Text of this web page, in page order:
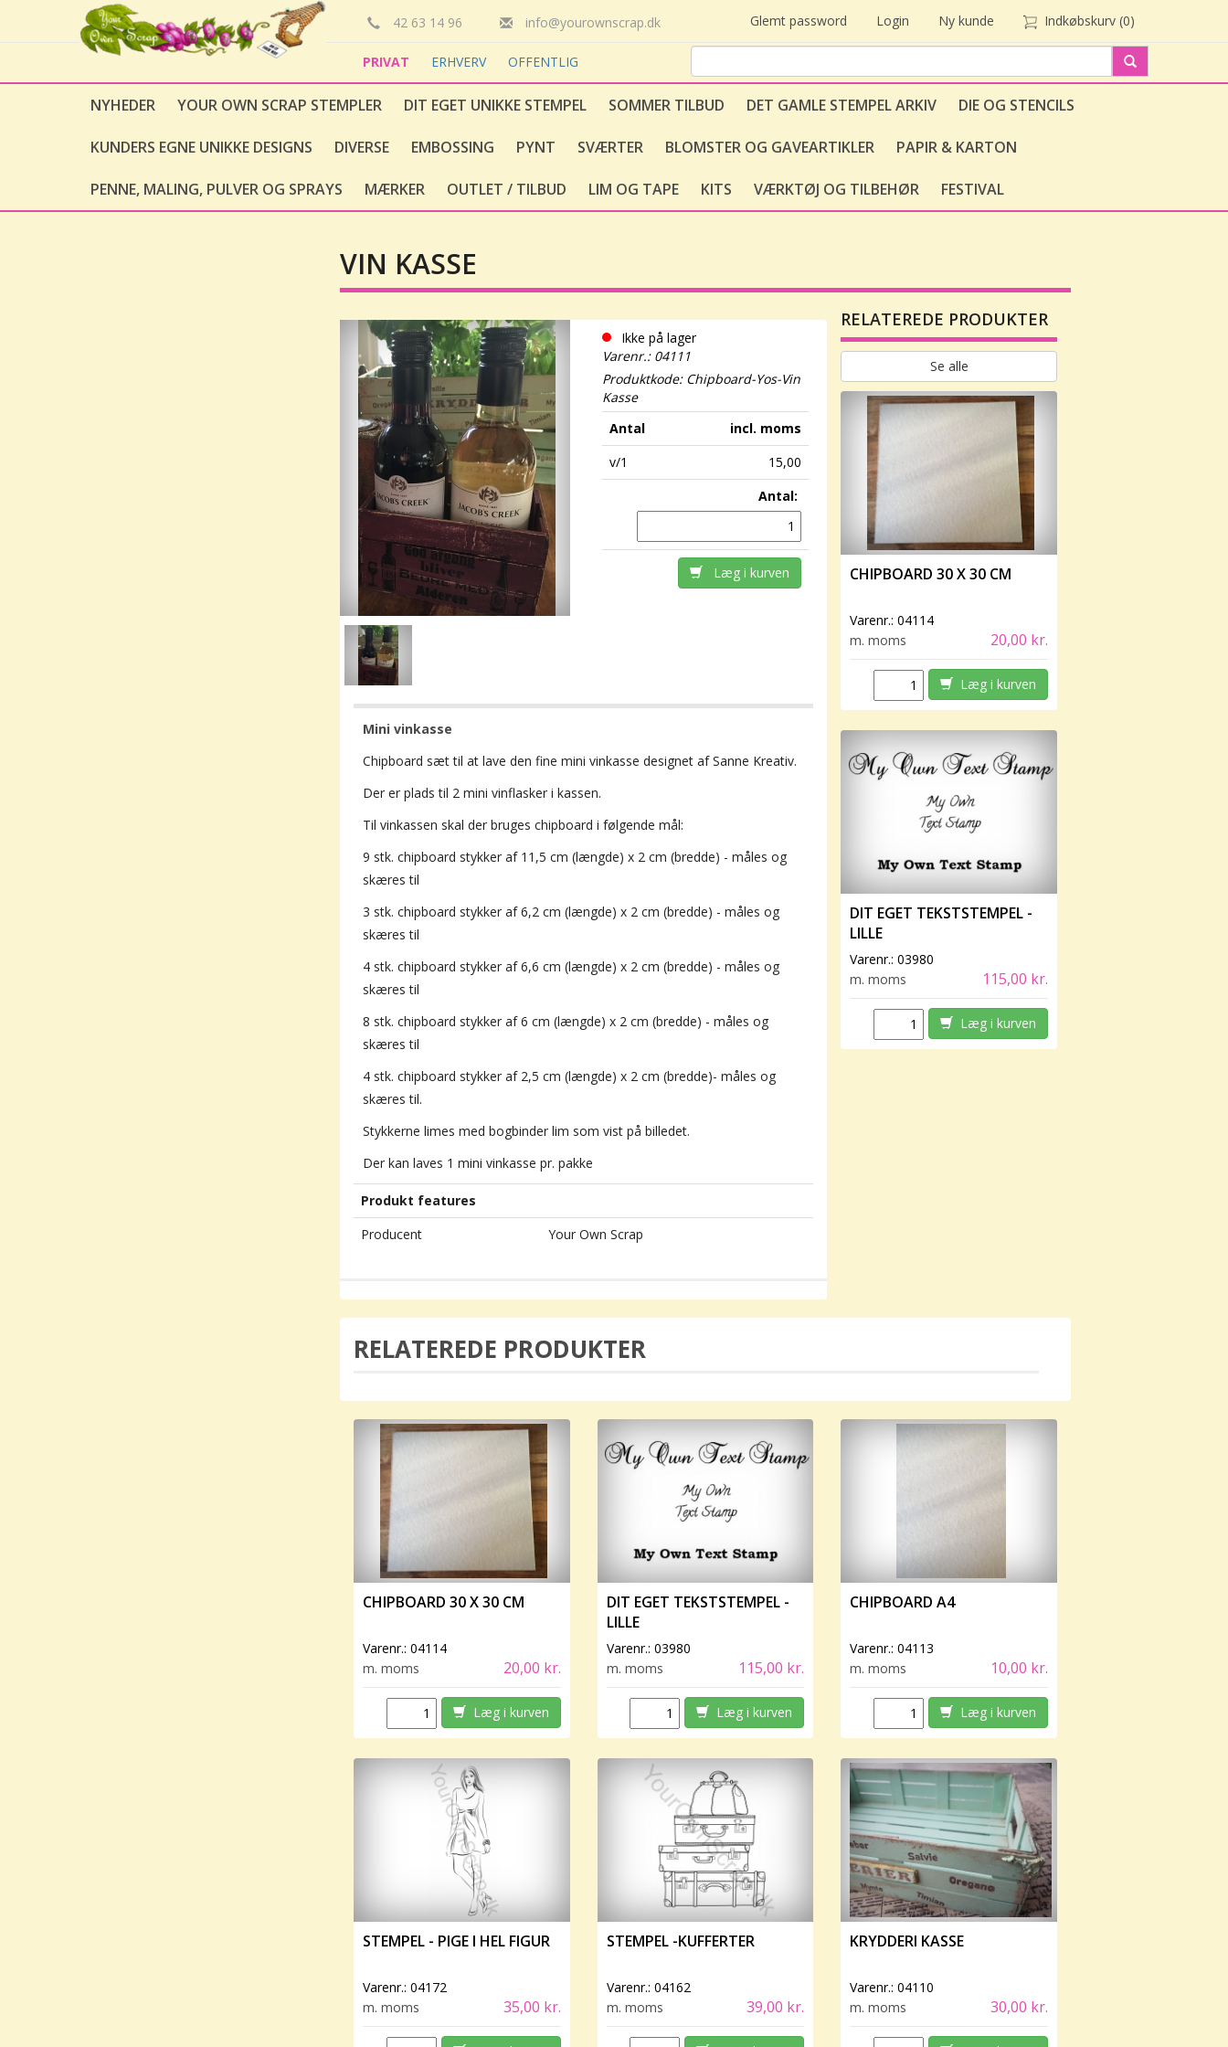
42 63 14 96 info@yourownscrap.dk Glemt password Login Ny kunde Indkøbskurv (0)
PRIVAT ERHVERV OFFENTLIG
NYHEDER YOUR OWN SCRAP STEMPLER DIT EGET UNIKKE STEMPEL SOMMER TILBUD DET GAMLE STEMPEL ARKIV DIE OG STENCILS
KUNDERS EGNE UNIKKE DESIGNS DIVERSE EMBOSSING PYNT SVÆRTER BLOMSTER OG GAVEARTIKLER PAPIR & KARTON
PENNE, MALING, PULVER OG SPRAYS MÆRKER OUTLET / TILBUD LIM OG TAPE KITS VÆRKTØJ OG TILBEHØR FESTIVAL
VIN KASSE
Ikke på lager
Varenr.: 04111
Produktkode: Chipboard-Yos-Vin
Kasse
Antal
incl. moms
v/1
15,00
Antal:
Læg i kurven
Mini vinkasse
Chipboard sæt til at lave den fine mini vinkasse designet af Sanne Kreativ.
Der er plads til 2 mini vinflasker i kassen.
Til vinkassen skal der bruges chipboard i følgende mål:
9 stk. chipboard stykker af 11,5 cm (længde) x 2 cm (bredde) - måles og
skæres til
3 stk. chipboard stykker af 6,2 cm (længde) x 2 cm (bredde) - måles og
skæres til
4 stk. chipboard stykker af 6,6 cm (længde) x 2 cm (bredde) - måles og
skæres til
8 stk. chipboard stykker af 6 cm (længde) x 2 cm (bredde) - måles og
skæres til
4 stk. chipboard stykker af 2,5 cm (længde) x 2 cm (bredde)- måles og
skæres til.
Stykkerne limes med bogbinder lim som vist på billedet.
Der kan laves 1 mini vinkasse pr. pakke
Produkt features
Producent
Your Own Scrap
RELATEREDE PRODUKTER
Se alle
CHIPBOARD 30 X 30 CM
Varenr.:04114
m. moms
20,00 kr.
Læg i kurven
DIT EGET TEKSTSTEMPEL -
LILLE
Varenr.:03980
m. moms
115,00 kr.
Læg i kurven
RELATEREDE PRODUKTER
CHIPBOARD 30 X 30 CM
Varenr.: 04114
m. moms
20,00 kr.
Læg i kurven
DIT EGET TEKSTSTEMPEL -
LILLE
Varenr.: 03980
m. moms
115,00 kr.
Læg i kurven
CHIPBOARD A4
Varenr.:04113
m. moms
10,00 kr.
Læg i kurven
STEMPEL - PIGE I HEL FIGUR
Varenr.: 04172
m. moms
35,00 kr.
STEMPEL -KUFFERTER
Varenr.: 04162
m. moms
39,00 kr.
KRYDDERI KASSE
Varenr.:04110
m. moms
30,00 kr.